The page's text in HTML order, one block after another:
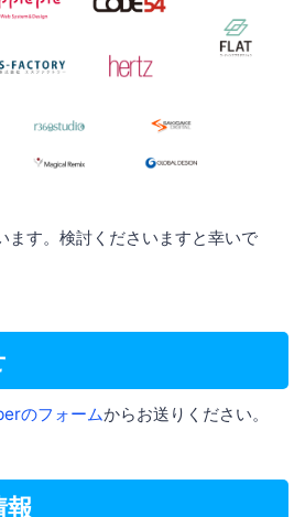
ます。検討くださいますと幸いで
のフォームからお送りください。
報